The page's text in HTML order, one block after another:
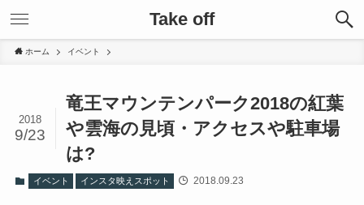
Take off
ホーム イベント
竜王マウンテンパーク2018の紅葉
や雲海の見頃・アクセスや駐車場
は?
2018
9/23
イベント インスタ映えスポット 2018.09.23